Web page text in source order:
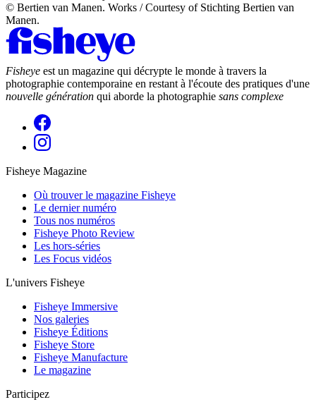
© Bertien van Manen. Works / Courtesy of Stichting Bertien van
Manen.
Fisheye est un magazine qui décrypte le monde à travers la
photographie contemporaine en restant à l'écoute des pratiques d'une
nouvelle génération qui aborde la photographie sans complexe
Fisheye Magazine
Où trouver le magazine Fisheye
Le dernier numéro
Tous nos numéros
Fisheye Photo Review
Les hors-séries
Les Focus vidéos
L'univers Fisheye
Fisheye Immersive
Nos galeries
Fisheye Éditions
Fisheye Store
Fisheye Manufacture
Le magazine
Participez